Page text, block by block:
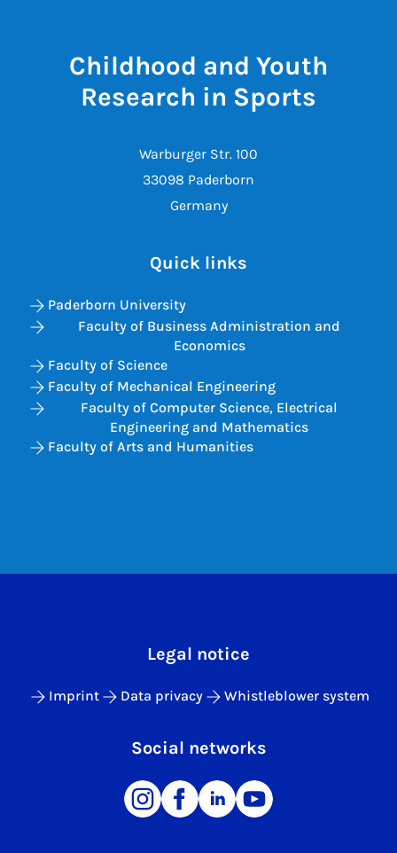
Childhood and Youth
Research in Sports
Warburger Str. 100
33098 Paderborn
Germany
Quick links
Paderborn University
Faculty of Business Administration and
Economics
Faculty of Science
Faculty of Mechanical Engineering
Faculty of Computer Science, Electrical
Engineering and Mathematics
Faculty of Arts and Humanities
Legal notice
Imprint Data privacy Whistleblower system
Social networks